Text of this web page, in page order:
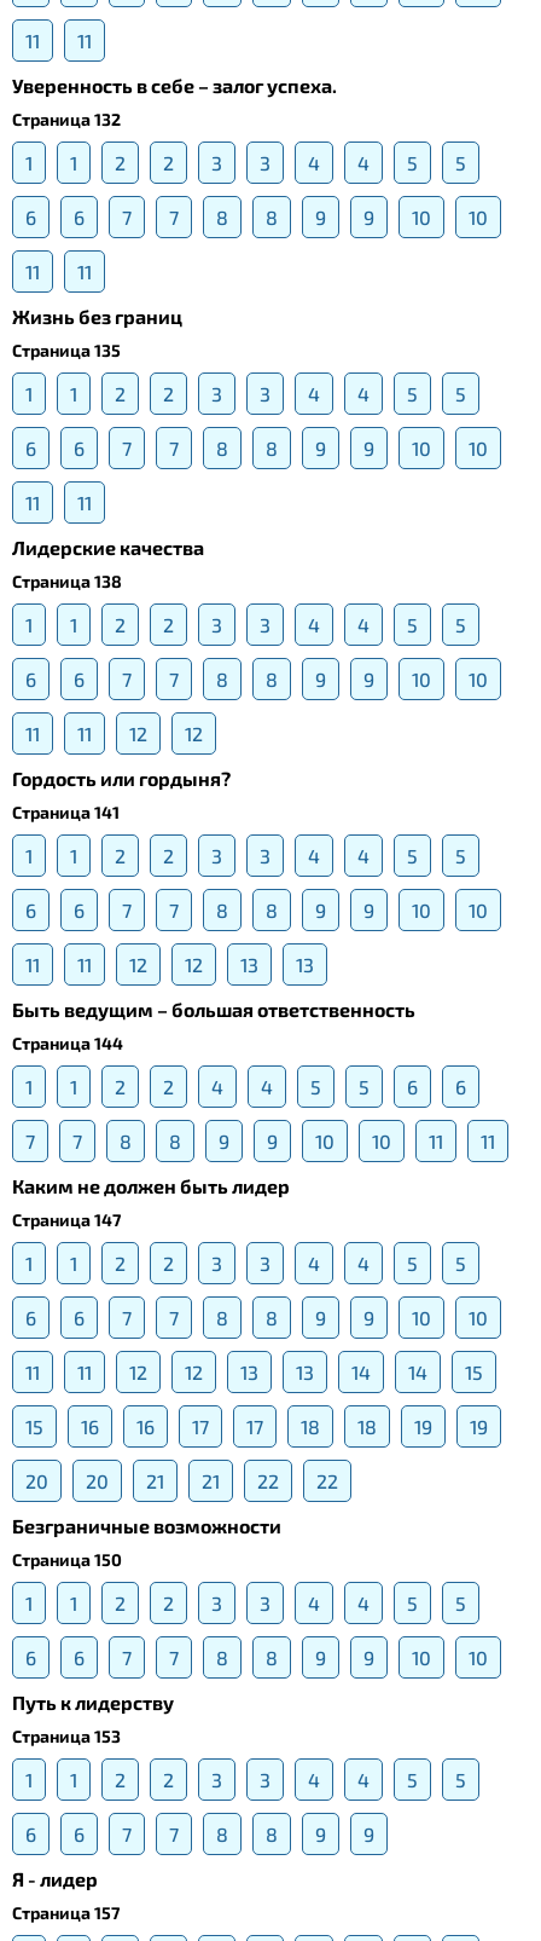
11
11
Уверенность в себе – залог успеха.
Страница 132
1 1 2 2 3 3 4 4 5 5
6 6 7 7 8 8 9 9 10 10
11
11
Жизнь без границ
Страница 135
1 1 2 2 3 3 4 4 5 5
6 6 7 7 8 8 9 9 10 10
11
11
Лидерские качества
Страница 138
1 1 2 2 3 3 4 4 5 5
6 6 7 7 8 8 9 9 10 10
11 11 12
12
Гордость или гордыня?
Страница 141
1 1 2 2 3 3 4 4 5 5
6 6 7 7 8 8 9 9 10 10
11 11 12 12 13
13
Быть ведущим – большая ответственность
Страница 144
1 1 2 2 4 4 5 5 6 6
7 7 8 8 9 9 10 10 11
11
Каким не должен быть лидер
Страница 147
1 1 2 2 3 3 4 4 5 5
6 6 7 7 8 8 9 9 10 10
11 11 12 12 13 13 14 14 15
15 16 16 17 17 18 18 19 19
20 20 21 21 22
22
Безграничные возможности
Страница 150
1 1 2 2 3 3 4 4 5 5
6 6 7 7 8 8 9 9 10
10
Путь к лидерству
Страница 153
1 1 2 2 3 3 4 4 5 5
6 6 7 7 8 8 9
9
Я - лидер
Страница 157